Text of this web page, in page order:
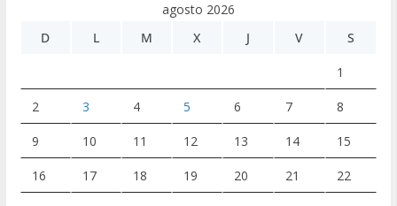
agosto 2026
D
L M X J V S
1
2 3 4 5 6 7 8
9 10 11 12 13 14 15
16 17 18 19 20 21 22